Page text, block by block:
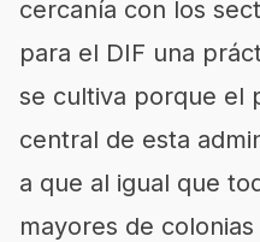
cercanía con los
para el DIF una
se cultiva porque el
central de esta
a que al igual que
mayores de